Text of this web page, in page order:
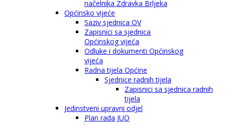
načelnika Zdravka Brljeka
Općinsko vijeće
Saziv sjednica OV
Zapisnici sa sjednica
Općinskog vijeća
Odluke i dokumenti Općinskog
vijeća
Radna tijela Općine
Sjednice radnih tijela
Zapisnici sa sjednica radnih
tijela
Jedinstveni upravni odjel
Plan rada JUO